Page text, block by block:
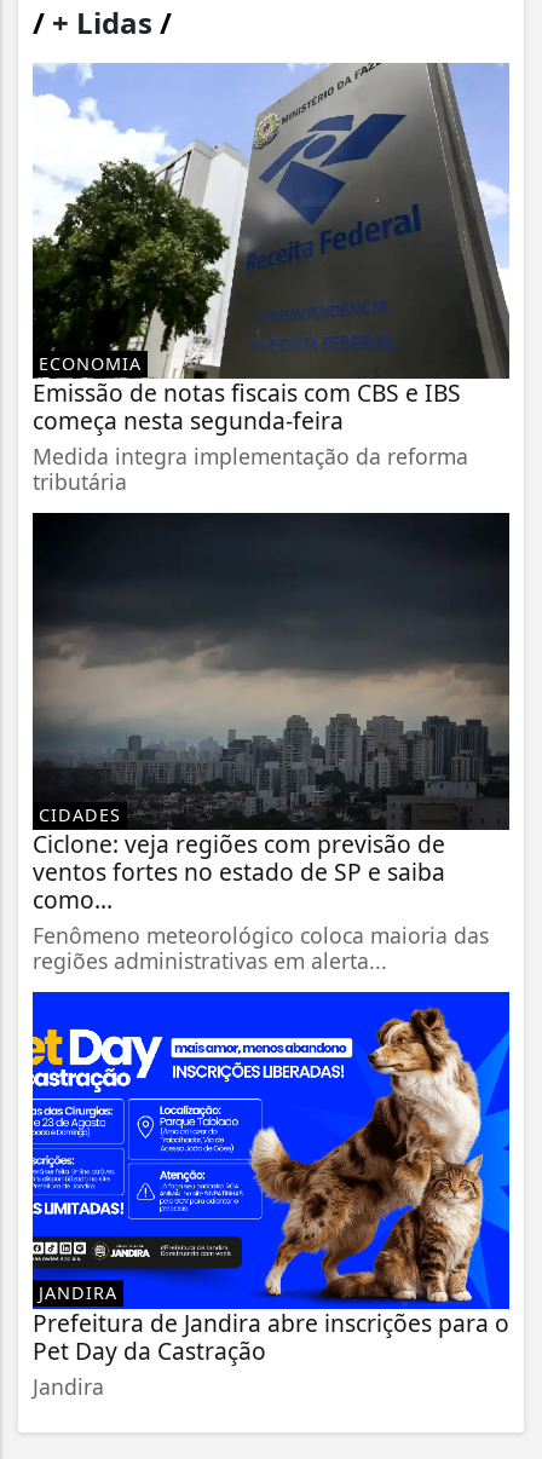
/ + Lidas /
ECONOMIA
Emissão de notas fiscais com CBS e IBS
começa nesta segunda-feira
Medida integra implementação da reforma
tributária
CIDADES
Ciclone: veja regiões com previsão de
ventos fortes no estado de SP e saiba
como...
Fenômeno meteorológico coloca maioria das
regiões administrativas em alerta...
JANDIRA
Prefeitura de Jandira abre inscrições para o
Pet Day da Castração
Jandira